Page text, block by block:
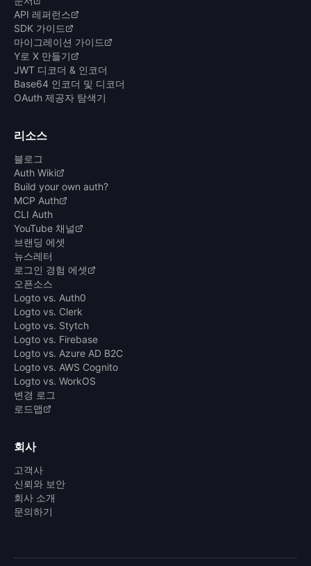
API 레퍼런스
SDK 가이드
마이그레이션 가이드
Y로 X 만들기
JWT 디코더 & 인코더
Base64 인코더 및 디코더
OAuth 제공자 탐색기
리소스
블로그
Auth Wiki
Build your own auth?
MCP Auth
CLI Auth
YouTube 채널
브랜딩 에셋
뉴스레터
로그인 경험 에셋
오픈소스
Logto vs. Auth0
Logto vs. Clerk
Logto vs. Stytch
Logto vs. Firebase
Logto vs. Azure AD B2C
Logto vs. AWS Cognito
Logto vs. WorkOS
변경 로그
로드맵
회사
고객사
신뢰와 보안
회사 소개
문의하기